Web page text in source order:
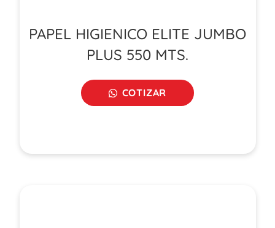
PAPEL HIGIENICO ELITE JUMBO
PLUS 550 MTS.
COTIZAR